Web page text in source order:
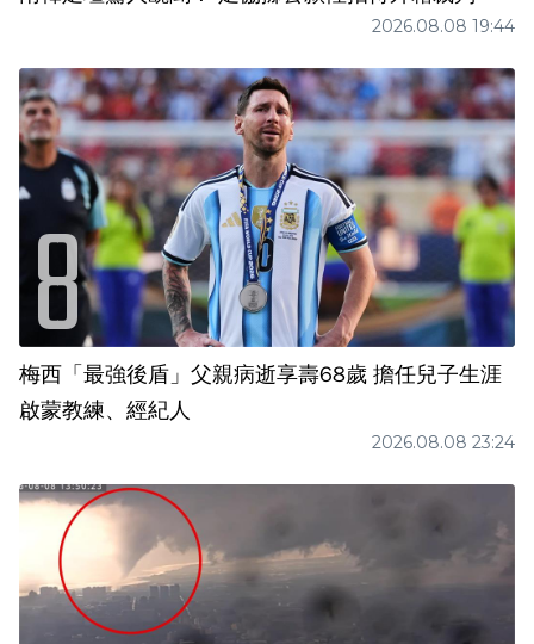
2026.08.08 19:44
梅西「最強後盾」父親病逝享壽68歲 擔任兒子生涯
啟蒙教練、經紀人
2026.08.08 23:24